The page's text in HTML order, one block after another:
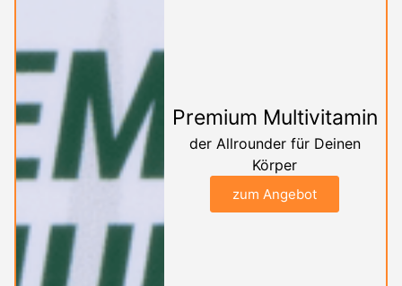
Premium Multivitamin
der Allrounder für Deinen
Körper
zum Angebot